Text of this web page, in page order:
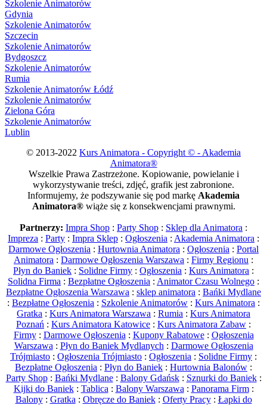
Szkolenie Animatorów
Gdynia
Szkolenie Animatorów
Szczecin
Szkolenie Animatorów
Bydgoszcz
Szkolenie Animatorów
Rumia
Szkolenie Animatorów Łódź
Szkolenie Animatorów
Zielona Góra
Szkolenie Animatorów
Lublin
© 2013-2022 Kurs Animatora - Copyright © - Akademia
Animatora®
Wszelkie Prawa Zastrzeżone. Kopiowanie, powielanie i
wykorzystywanie treści, zdjęć, grafik jest zabronione.
Informujemy, że podszywanie się pod markę Akademia
Animatora®wiąże się z konsekwencjami prawnymi.
Partnerzy: Impra Shop : Party Shop : Sklep dla Animatora :
Impreza : Party : Impra Sklep : Ogłoszenia : Akademia Animatora :
Darmowe Ogłoszenia : Hurtownia Animatora : Ogłoszenia : Portal
Animatora : Darmowe Ogłoszenia Warszawa : Firmy Regionu :
Płyn do Baniek : Solidne Firmy : Ogłoszenia : Kurs Animatora :
Solidna Firma : Bezpłatne Ogłoszenia : Animator Czasu Wolnego :
Bezpłatne Ogłoszenia Warszawa : sklep animatora : Bańki Mydlane
: Bezpłatne Ogłoszenia : Szkolenie Animatorów : Kurs Animatora :
Gratka : Kurs Animatora Warszawa : Rumia : Kurs Animatora
Poznań : Kurs Animatora Katowice : Kurs Animatora Zabaw :
Firmy: Darmowe Ogłoszenia: Kupony Rabatowe: Ogłoszenia
Warszawa: Płyn do Baniek Mydlanych: Darmowe Ogłoszenia
Trójmiasto : Ogłoszenia Trójmiasto : Ogłoszenia : Solidne Firmy :
Bezpłatne Ogłoszenia : Płyn do Baniek : Hurtownia Balonów :
Party Shop: Bańki Mydlane: Balony Gdańsk: Sznurki do Baniek:
Kijki do Baniek: Tablica: Balony Warszawa: Panorama Firm:
Balony: Gratka: Obręcze do Baniek: Oferty Pracy: Łapki do